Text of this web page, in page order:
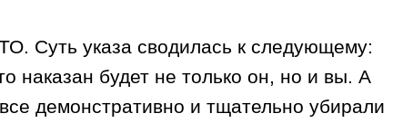
Суть указа сводилась к следующему:
наказан будет не только он, но и вы. А
демонстративно и тщательно убирали